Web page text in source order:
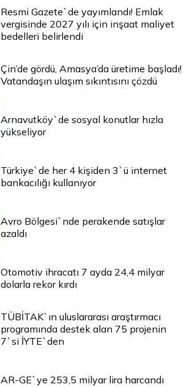
Resmi Gazete`de yayımlandı! Emlak
vergisinde 2027 yılı için inşaat maliyet
bedelleri belirlendi
Çin’de gördü, Amasya’da üretime başladı!
Vatandaşın ulaşım sıkıntısını çözdü
Arnavutköy`de sosyal konutlar hızla
yükseliyor
Türkiye`de her 4 kişiden 3`ü internet
bankacılığı kullanıyor
Avro Bölgesi`nde perakende satışlar
azaldı
Otomotiv ihracatı 7 ayda 24,4 milyar
dolarla rekor kırdı
TÜBİTAK`ın uluslararası araştırmacı
programında destek alan 75 projenin
7`si İYTE`den
AR-GE`ye 253,5 milyar lira harcandı